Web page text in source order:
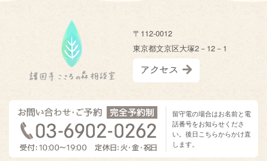
〒112-0012
東京都文京区大塚2－12－1
留守電の場合はお名前と電
話番号をお知らせくださ
い。後日こちらからかけ直
します。